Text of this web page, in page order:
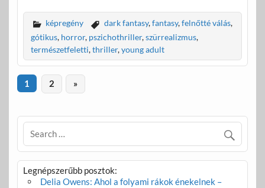
e
b
o
o
k
itt
er
ail za
m
e
képregény dark fantasy,fantasy,felnőtté válás,
gótikus, horror, pszichothriller,szürrealizmus,
természetfeletti,thriller,young adult
1 2 »
Legnépszerűbb posztok:
Delia Owens: Ahol a folyami rákok énekelnek –